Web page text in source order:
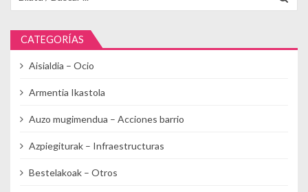
CATEGORÍAS
Aisialdia – Ocio
Armentia Ikastola
Auzo mugimendua – Acciones barrio
Azpiegiturak – Infraestructuras
Bestelakoak – Otros